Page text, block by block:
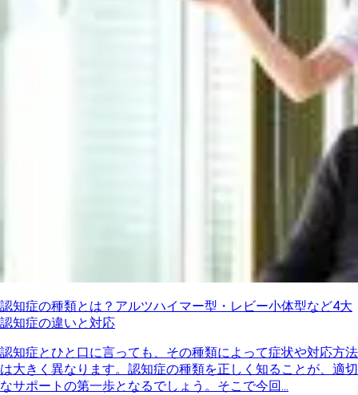
認知症の種類とは？アルツハイマー型・レビー小体型など4大
認知症の違いと対応
認知症とひと口に言っても、その種類によって症状や対応方法
は大きく異なります。認知症の種類を正しく知ることが、適切
なサポートの第一歩となるでしょう。そこで今回...